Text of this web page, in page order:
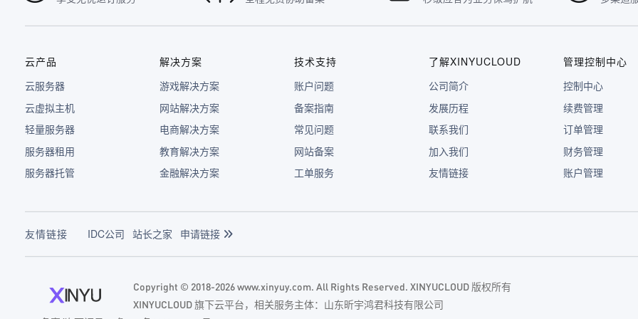
云产品
云服务器
云虚拟主机
轻量服务器
服务器租用
服务器托管
解决方案
游戏解决方案
网站解决方案
电商解决方案
教育解决方案
金融解决方案
技术支持
账户问题
备案指南
常见问题
网站备案
工单服务
了解XINYUCLOUD
公司简介
发展历程
联系我们
加入我们
友情链接
管理控制中心
控制中心
续费管理
订单管理
财务管理
账户管理
友情链接 IDC公司 站长之家 申请链接
Copyright © 2018-2026 www.xinyuy.com. All Rights Reserved. XINYUCLOUD 版权所有
XINYUCLOUD 旗下云平台，相关服务主体：山东昕宇鸿君科技有限公司